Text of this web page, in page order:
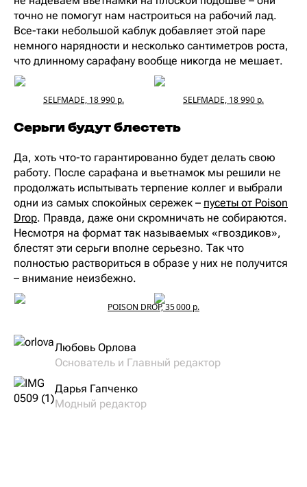
точно не помогут нам настроиться на рабочий лад.
Все-таки небольшой каблук добавляет этой паре
немного нарядности и несколько сантиметров роста,
что длинному сарафану вообще никогда не мешает.
SELFMADE, 18 990 р. SELFMADE, 18 990 р.
Серьги будут блестеть
Да, хоть что-то гарантированно будет делать свою
работу. После сарафана и вьетнамок мы решили не
продолжать испытывать терпение коллег и выбрали
одни из самых спокойных сережек – пусеты от Poison
Drop. Правда, даже они скромничать не собираются.
Несмотря на формат так называемых «гвоздиков»,
блестят эти серьги вполне серьезно. Так что
полностью раствориться в образе у них не получится
– внимание неизбежно.
POISON DROP, 35 000 р.
Любовь Орлова
Основатель и Главный редактор
Дарья Гапченко
Модный редактор